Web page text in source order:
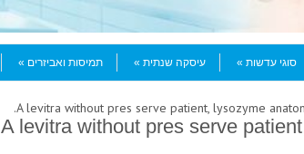
סוגי עדשות עיסקה שנתית תמיסות ואביזרים
A levitra without pres serve